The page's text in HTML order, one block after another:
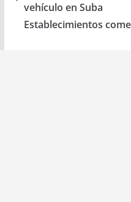
vehículo en Suba
Establecimientos